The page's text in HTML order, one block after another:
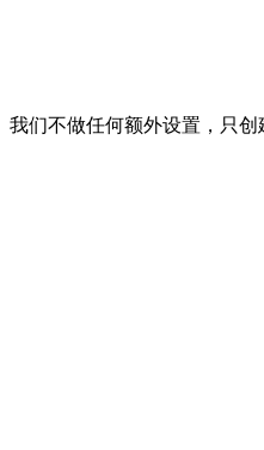
我们不做任何额外设置，只创